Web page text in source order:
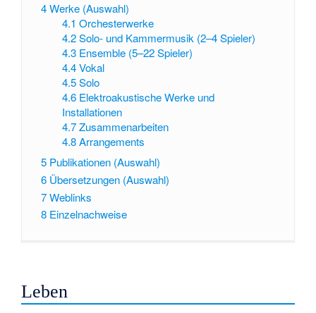
4Werke (Auswahl)
4.1 Orchesterwerke
4.2 Solo- und Kammermusik (2–4 Spieler)
4.3 Ensemble (5–22 Spieler)
4.4 Vokal
4.5 Solo
4.6 Elektroakustische Werke und
Installationen
4.7 Zusammenarbeiten
4.8 Arrangements
5 Publikationen (Auswahl)
6 Übersetzungen (Auswahl)
7Weblinks
8 Einzelnachweise
Leben